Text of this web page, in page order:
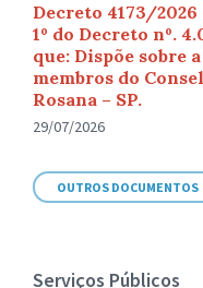
Decreto 4173/
1º do Decreto nº.
que: Dispõe sobre
membros do
Rosana – SP.
29/07/2026
OUTROS DOCUMENTOS
Serviços Públicos